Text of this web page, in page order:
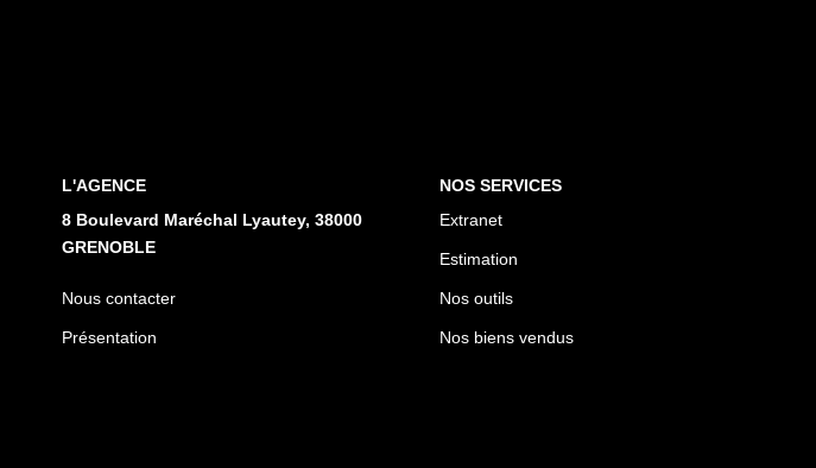
L'AGENCE
8 Boulevard Maréchal Lyautey, 38000
GRENOBLE
Nous contacter
Présentation
NOS SERVICES
Extranet
Estimation
Nos outils
Nos biens vendus